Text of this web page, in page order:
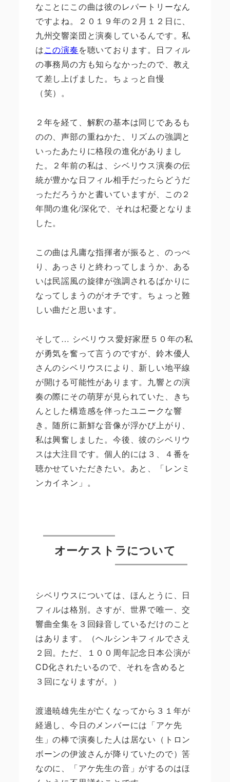
なことにこの曲は彼のレパートリーなん
ですよね。２０１９年の２月１２日に、
九州交響楽団と演奏しているんです。私
はこの演奏を聴いております。日フィル
の事務局の方も知らなかったので、教え
て差し上げました。ちょっと自慢
（笑）。
２年を経て、解釈の基本は同じであるも
のの、声部の重ねかた、リズムの強調と
いったあたりに格段の進化がありまし
た。２年前の私は、シベリウス演奏の伝
統が豊かな日フィル相手だったらどうだ
っただろうかと書いていますが、この２
年間の進化/深化で、それは杞憂となりま
した。
この曲は凡庸な指揮者が振ると、のっぺ
り、あっさりと終わってしまうか、ある
いは民謡風の旋律が強調されるばかりに
なってしまうのがオチです。ちょっと難
しい曲だと思います。
そして… シベリウス愛好家歴５０年の私
が勇気を奮って言うのですが、鈴木優人
さんのシベリウスにより、新しい地平線
が開ける可能性があります。九響との演
奏の際にその萌芽が見られていた、きち
んとした構造感を伴ったユニークな響
き。随所に新鮮な音像が浮かび上がり、
私は興奮しました。今後、彼のシベリウ
スは大注目です。個人的には３、４番を
聴かせていただきたい。あと、「レンミ
ンカイネン」。
オーケストラについて
シベリウスについては、ほんとうに、日
フィルは格別。さすが、世界で唯一、交
響曲全集を３回録音しているだけのこと
はあります。（ヘルシンキフィルでさえ
２回。ただ、１００周年記念日本公演が
CD化されたいるので、それを含めると
３回になりますが。）
渡邉暁雄先生が亡くなってから３１年が
経過し、今日のメンバーには「アケ先
生」の棒で演奏した人は居ない（トロン
ボーンの伊波さんが降りていたので）筈
なのに、「アケ先生の音」がするのはほ